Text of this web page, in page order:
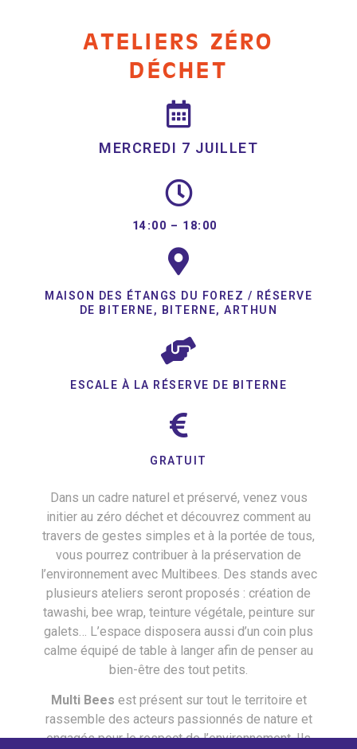
ATELIERS ZÉRO
DÉCHET
MERCREDI 7 JUILLET
14:00 – 18:00
MAISON DES ÉTANGS DU FOREZ / RÉSERVE
DE BITERNE, BITERNE, ARTHUN
ESCALE À LA RÉSERVE DE BITERNE
GRATUIT
Dans un cadre naturel et préservé, venez vous
initier au zéro déchet et découvrez comment au
travers de gestes simples et à la portée de tous,
vous pourrez contribuer à la préservation de
l’environnement avec Multibees. Des stands avec
plusieurs ateliers seront proposés : création de
tawashi, bee wrap, teinture végétale, peinture sur
galets… L’espace disposera aussi d’un coin plus
calme équipé de table à langer afin de penser au
bien-être des tout petits.
Multi Bees est présent sur tout le territoire et
rassemble des acteurs passionnés de nature et
engagés pour le respect de l’environnement. Ils